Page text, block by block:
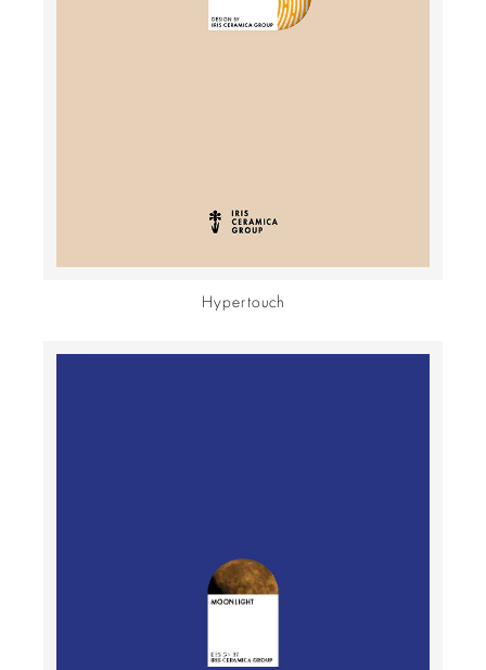
Hypertouch